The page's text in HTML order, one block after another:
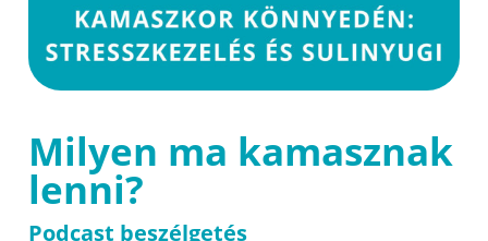
Milyen ma kamasznak
lenni?
Podcast beszélgetés